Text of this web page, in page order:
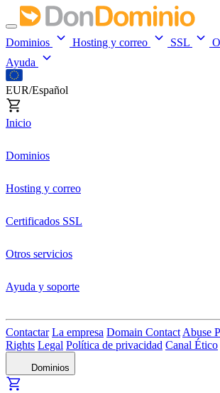
Dominios Hosting y correo SSL
Ayuda
EUR/Español
Inicio
Dominios
Hosting y correo
Certificados SSL
Otros servicios
Ayuda y soporte
Contactar La empresa Domain Contact Abuse
Rights Legal Política de privacidad Canal Ético
Dominios